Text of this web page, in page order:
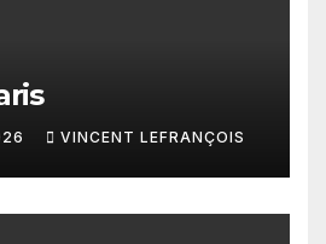
VINCENT LEFRANÇOIS